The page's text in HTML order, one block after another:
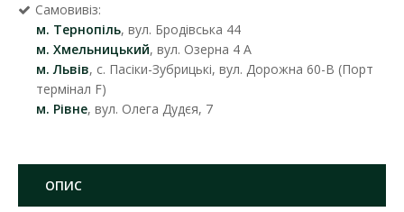
Самовивіз:
м. Тернопіль, вул. Бродівська 44
м. Хмельницький, вул. Озерна 4 А
м. Львів, с. Пасіки-Зубрицькі, вул. Дорожна 60-В (Порт
термінал F)
м. Рівне, вул. Олега Дудєя, 7
ОПИС